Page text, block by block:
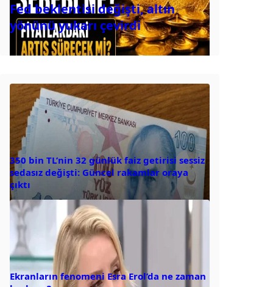
Fed beklentisi değişti, altın
yönünü yukarı çevirdi
350 bin TL’nin 32 günlük faiz getirisi sessiz
sedasız değişti: Güncel rakamlar oraya
çıktı
Ekranların fenomeni Esra Erol’da ne zaman